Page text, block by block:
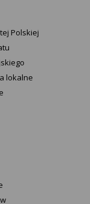
Polskiej
lokalne